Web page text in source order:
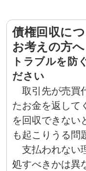
債権回収に
お考えの方へ
トラブルを防
ださい
取引先が売買
たお金を返して
を回収できない
も起こりうる問
支払われない
処すべきかは異